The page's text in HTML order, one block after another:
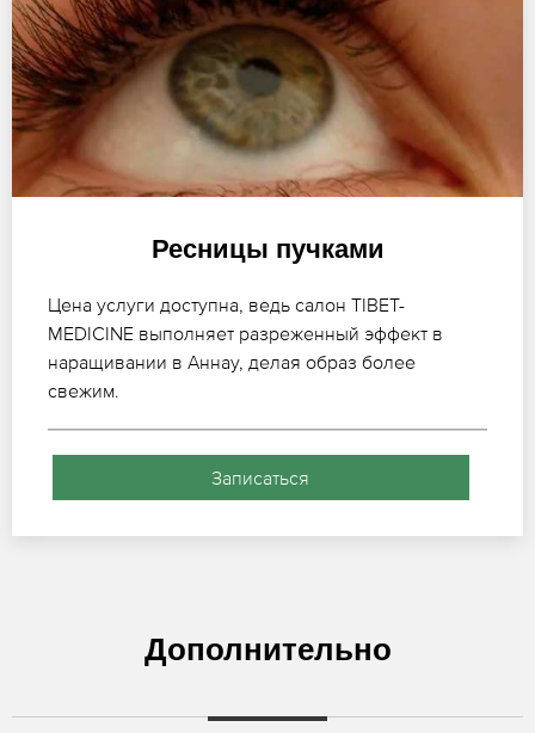
Ресницы пучками
Цена услуги доступна, ведь салон TIBET-
MEDICINE выполняет разреженный эффект в
наращивании в Аннау, делая образ более
свежим.
Записаться
Дополнительно